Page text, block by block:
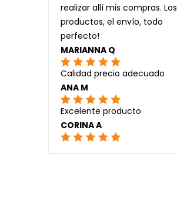
realizar allí mis compras. Los
productos, el envío, todo
perfecto!
MARIANNA Q
Calidad precio adecuado
ANA M
Excelente producto
CORINA A